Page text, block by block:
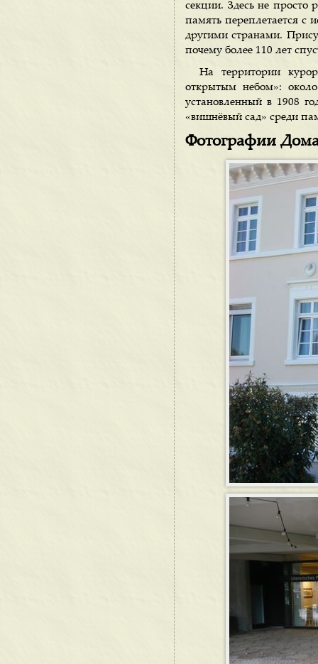
секции. Здесь не просто
память переплетается с
другими странами.
почему более 110 лет
На территории
открытым небом»:
установленный в 1908
«вишнёвый сад» среди
Фотографии